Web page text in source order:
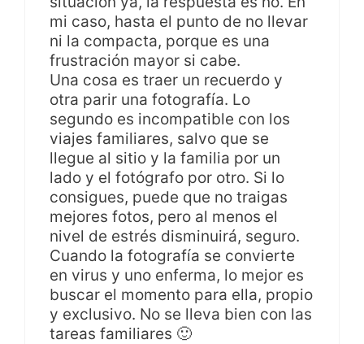
mi caso, hasta el punto de no llevar
ni la compacta, porque es una
frustración mayor si cabe.
Una cosa es traer un recuerdo y
otra parir una fotografía. Lo
segundo es incompatible con los
viajes familiares, salvo que se
llegue al sitio y la familia por un
lado y el fotógrafo por otro. Si lo
consigues, puede que no traigas
mejores fotos, pero al menos el
nivel de estrés disminuirá, seguro.
Cuando la fotografía se convierte
en virus y uno enferma, lo mejor es
buscar el momento para ella, propio
y exclusivo. No se lleva bien con las
tareas familiares 🙂